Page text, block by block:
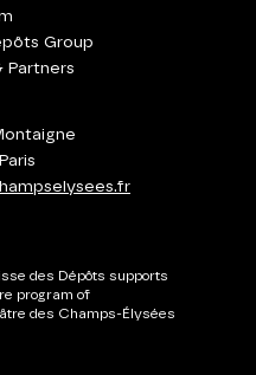
Group
Partners
des Dépôts supports
program of
des Champs-Élysées